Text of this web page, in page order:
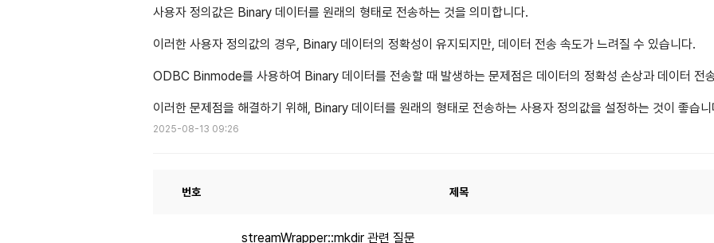
사용자 정의값은 Binary 데이터를 원래의 형태로 전송하는 것을 의미합니다.
이러한 사용자 정의값의 경우, Binary 데이터의 정확성이 유지되지만, 데이터 전송 속도가 느려질 수 있습니다.
ODBC Binmode를 사용하여 Binary 데이터를 전송할 때 발생하는 문제점은 데이터의 정확성 손상과 데이터 전
이러한 문제점을 해결하기 위해, Binary 데이터를 원래의 형태로 전송하는 사용자 정의값을 설정하는 것이 좋습니
2025-08-13 09:26
번호 제목
streamWrapper::mkdir 관련 질문